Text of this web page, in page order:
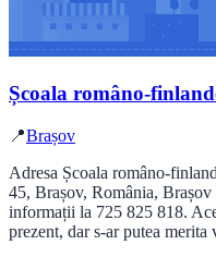
Școala româno-
📍Brașov
Adresa Școala româno-
45, Brașov, România,
informații la 725 825 818.
prezent, dar s-ar putea merita